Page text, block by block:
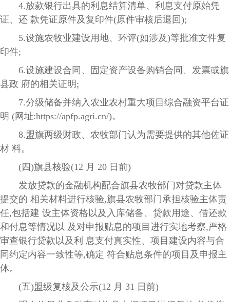
4.放款银行出具的利息结算清单、利息支付原始凭
证、还 款凭证原件及复印件(原件审核后退回);
5.设施农牧业建设用地、环评(如涉及)等批准文件复
印件;
6.设施建设合同、固定资产设备购销合同、发票或旗
县政 府的相关证明;
7.分级储备并纳入农业农村重大项目综合融资平台证
明 (网址:https://apfp.agri.cn/)。
8.盟旗两级财政、农牧部门认为需要提供的其他佐证
材 料。
(四)旗县核验(12 月 20 日前)
发放贷款的金融机构配合旗县农牧部门对贷款主体
提交的 相关材料进行核验,旗县农牧部门承担核验主体责
任,包括建 设主体资格以及入库储备、贷款用途、借还款
和付息等情况以 及对申报贴息的项目进行实地考察,严格
审查银行贷款以及利 息支付真实性、项目建设内容与合
同约定内容一致性等,确定 符合贴息条件的项目及申报主
体。
(五)盟级复核及公示(12 月 31 日前)